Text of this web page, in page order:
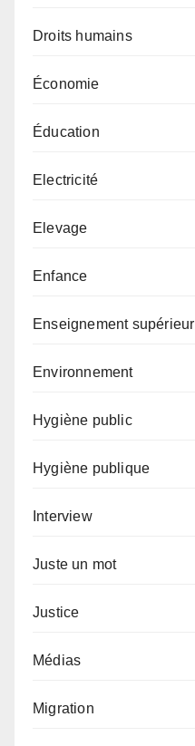
Droits humains
Économie
Éducation
Electricité
Elevage
Enfance
Enseignement supérieur
Environnement
Hygiène public
Hygiène publique
Interview
Juste un mot
Justice
Médias
Migration